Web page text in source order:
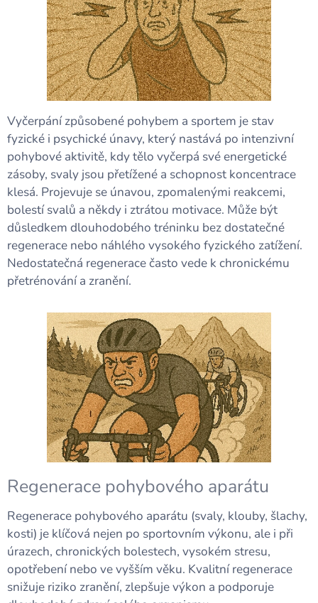
Vyčerpání způsobené pohybem a sportem je stav
fyzické i psychické únavy, který nastává po intenzivní
pohybové aktivitě, kdy tělo vyčerpá své energetické
zásoby, svaly jsou přetížené a schopnost koncentrace
klesá. Projevuje se únavou, zpomalenými reakcemi,
bolestí svalů a někdy i ztrátou motivace. Může být
důsledkem dlouhodobého tréninku bez dostatečné
regenerace nebo náhlého vysokého fyzického zatížení.
Nedostatečná regenerace často vede k chronickému
přetrénování a zranění.
Regenerace pohybového aparátu
Regenerace pohybového aparátu (svaly, klouby, šlachy,
kosti) je klíčová nejen po sportovním výkonu, ale i při
úrazech, chronických bolestech, vysokém stresu,
opotřebení nebo ve vyšším věku. Kvalitní regenerace
snižuje riziko zranění, zlepšuje výkon a podporuje